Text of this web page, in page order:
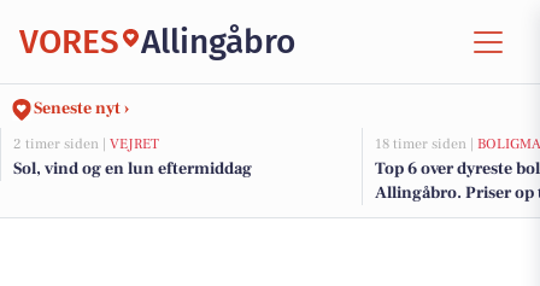
VORES Allingåbro
Seneste nyt ›
2 timer siden | VEJRET
Sol, vind og en lun eftermiddag
18 timer siden |
Top 6 over dyreste
Allingåbro. Priser op